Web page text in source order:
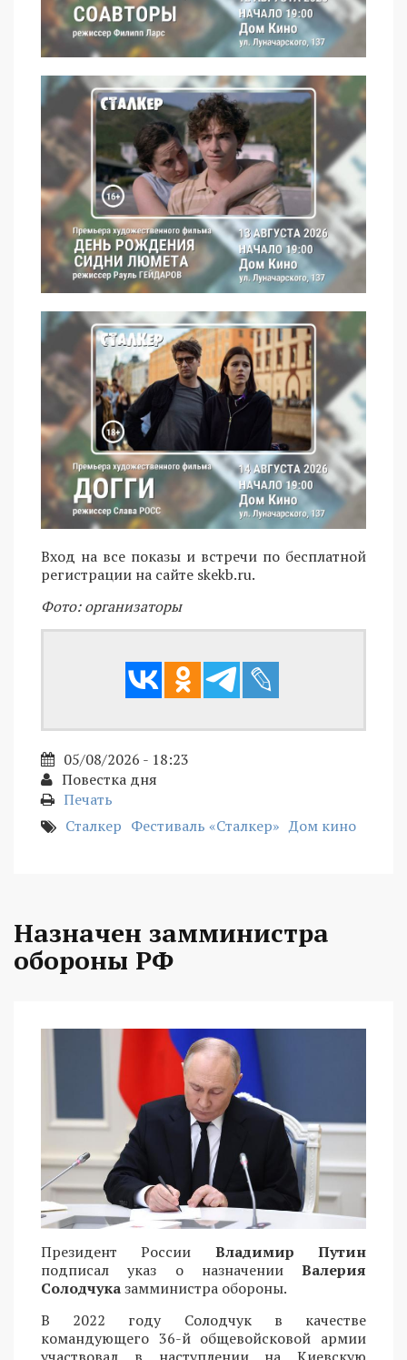
Вход на все показы и встречи по бесплатной
регистрации на сайте skekb.ru.
Фото: организаторы
05/08/2026 - 18:23
Повестка дня
Печать
Сталкер Фестиваль «Сталкер» Дом кино
Назначен замминистра
обороны РФ
Президент России Владимир Путин
подписал указ о назначенииВалерия
Солодчуказамминистра обороны.
В 2022 году Солодчук в качестве
командующего 36-й общевойсковой армии